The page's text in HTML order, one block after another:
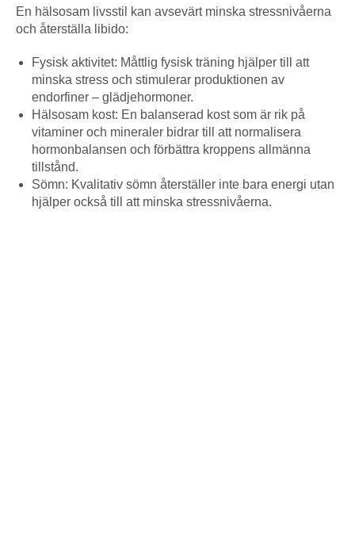
En hälsosam livsstil kan avsevärt minska stressnivåerna
och återställa libido:
Fysisk aktivitet: Måttlig fysisk träning hjälper till att
minska stress och stimulerar produktionen av
endorfiner – glädjehormoner.
Hälsosam kost: En balanserad kost som är rik på
vitaminer och mineraler bidrar till att normalisera
hormonbalansen och förbättra kroppens allmänna
tillstånd.
Sömn: Kvalitativ sömn återställer inte bara energi utan
hjälper också till att minska stressnivåerna.